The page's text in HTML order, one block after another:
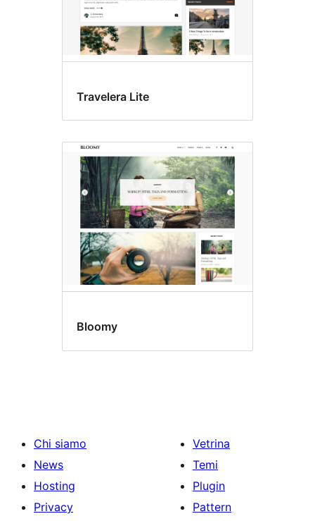
Travelera Lite
Bloomy
Chi siamo
News
Hosting
Privacy
Vetrina
Temi
Plugin
Pattern